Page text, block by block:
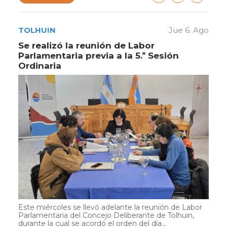
TOLHUIN Jue 6. Ago
Se realizó la reunión de Labor
Parlamentaria previa a la 5.ª Sesión
Ordinaria
Este miércoles se llevó adelante la reunión de Labor
Parlamentaria del Concejo Deliberante de Tolhuin,
durante la cual se acordó el orden del día...